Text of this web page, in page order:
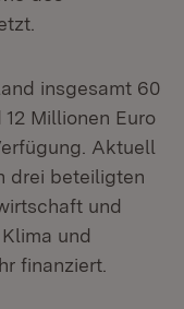
insgesamt 60
Millionen Euro
Aktuell
drei beteiligten
und
und
finanziert.